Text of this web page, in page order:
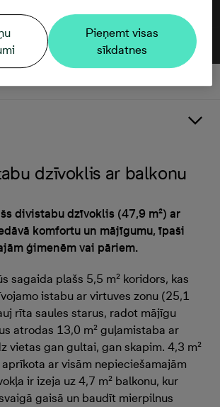
dzīvoklis ar balkonu
divistabu dzīvoklis (47,9 m²) ar
komfortu un mājīgumu, īpaši
ģimenēm vai pāriem.
sagaida plašs 5,5 m² koridors, kas
istabu ar virtuves zonu (25,1
rīta saules starus, radot mājīgu
atrodas 13,0 m² guļamistaba ar
vietas gan gultai, gan skapim. 4,3 m²
ar visām nepieciešamajām
ir izeja uz 4,7 m² balkonu, kur
gaisā un baudīt mierpilnus
Pieņemt visas
sīkdatnes